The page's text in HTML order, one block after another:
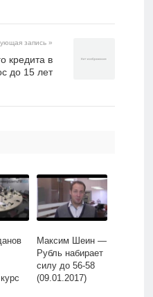
запись »
кредита в
до 15 лет
Максим Шеин —
Рубль набирает
силу до 56-58
(09.01.2017)